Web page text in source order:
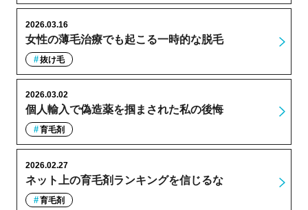
女性の薄毛治療でも起こる一時的な脱毛
2026.03.16
抜け毛
個人輸入で偽造薬を掴まされた私の後悔
2026.03.02
育毛剤
ネット上の育毛剤ランキングを信じるな
2026.02.27
育毛剤